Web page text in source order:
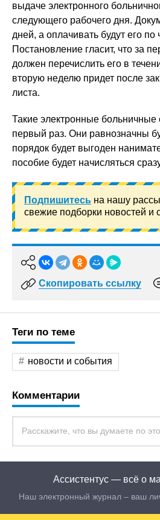
выдаче электронного
следующего рабочего дня.
дней, а оплачивать будут его по
Постановление гласит, что за
должен перечислить его в
вторую неделю придет после
листа.
Такие электронные
первый раз. Они равнозначны
порядок будет выгоден
пособие будет начисляться
Подпишитесь на нашу
свежие подборки новостей и
Скопировать ссылку
Теги по теме
новости и события
Комментарии
Ассистентус — всё о
Наш электронный журнал – ваш